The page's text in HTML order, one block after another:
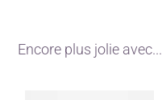
Encore plus jolie avec...